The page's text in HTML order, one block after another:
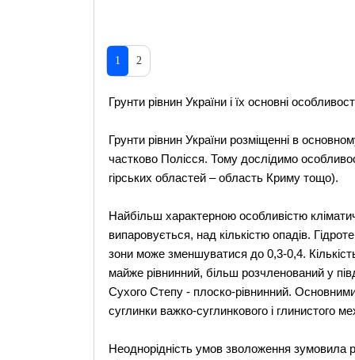
1 2
Грунти рівнин України і їх основні
Грунти рівнин України розміщенні в
частково Полісся. Тому дослідимо
гірських областей – область Криму тощо).
Найбільш характерною особливістю
випаровується, над кількістю опадів.
зони може зменшуватися до 0,3-0,4.
майже рівнинний, більш розчленований у
Сухого Степу - плоско-рівнинний.
суглинки важко-суглинкового і глинистого
Неоднорідність умов зволоження зумовила